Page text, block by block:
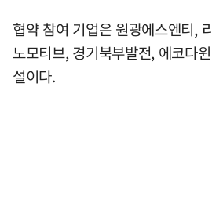
협약 참여 기업은 원광에스엔티,
노모티브, 경기북부발전, 에코다
설이다.